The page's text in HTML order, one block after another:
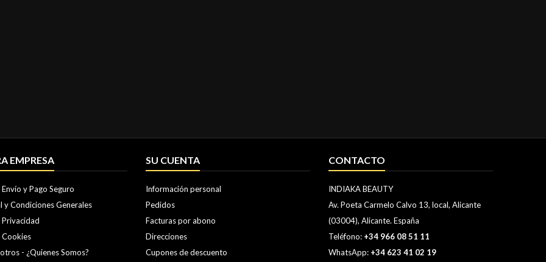
EMPRESA
y Pago Seguro
y Condiciones Generales
Cookies
- ¿Quienes Somos?
SU CUENTA
Información personal
Pedidos
Facturas por abono
Direcciones
Cupones de descuento
CONTACTO
INDIAKA BEAUTY
Av. Poeta Carmelo Calvo 13, local, Alicante
(03004), Alicante. España
Teléfono: +34 966 08 51 11
WhatsApp: +34 623 41 02 19